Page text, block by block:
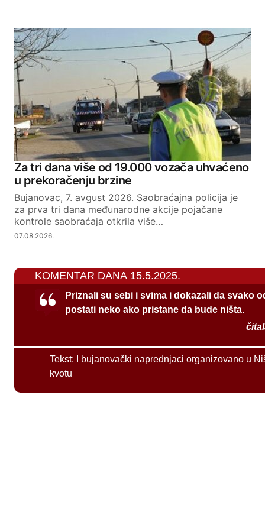
Za tri dana više od 19.000 vozača uhvaćeno
u prekoračenju brzine
Bujanovac, 7. avgust 2026. Saobraćajna policija je
za prva tri dana međunarodne akcije pojačane
kontrole saobraćaja otkrila više…
07.08.2026.
KOMENTAR DANA 15.5.2025.
Priznali su sebi i svima i dokazali da svako
postati neko ako pristane da bude ništa.
Tekst:
I bujanovački naprednjaci organizovano u
kvotu